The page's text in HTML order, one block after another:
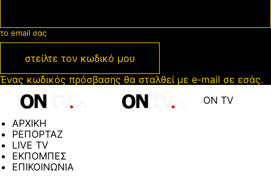
το email σας
Ένας κωδικός πρόσβασης θα σταλθεί με e-mail σε εσάς.
ON TV
ΑΡΧΙΚΗ
ΡΕΠΟΡΤΑΖ
LIVE TV
ΕΚΠΟΜΠΕΣ
ΕΠΙΚΟΙΝΩΝΙΑ